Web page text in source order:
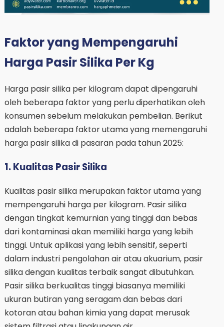
Faktor yang Mempengaruhi
Harga Pasir Silika Per Kg
Harga pasir silika per kilogram dapat dipengaruhi
oleh beberapa faktor yang perlu diperhatikan oleh
konsumen sebelum melakukan pembelian. Berikut
adalah beberapa faktor utama yang memengaruhi
harga pasir silika di pasaran pada tahun 2025:
1. Kualitas Pasir Silika
Kualitas pasir silika merupakan faktor utama yang
mempengaruhi harga per kilogram. Pasir silika
dengan tingkat kemurnian yang tinggi dan bebas
dari kontaminasi akan memiliki harga yang lebih
tinggi. Untuk aplikasi yang lebih sensitif, seperti
dalam industri pengolahan air atau akuarium, pasir
silika dengan kualitas terbaik sangat dibutuhkan.
Pasir silika berkualitas tinggi biasanya memiliki
ukuran butiran yang seragam dan bebas dari
kotoran atau bahan kimia yang dapat merusak